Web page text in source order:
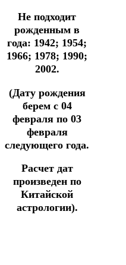
Не подходит
рожденным в
года: 1942; 1954;
1966; 1978; 1990;
2002.
(Дату рождения
берем с 04
февраля по 03
февраля
следующего года.
Расчет дат
произведен по
Китайской
астрологии).